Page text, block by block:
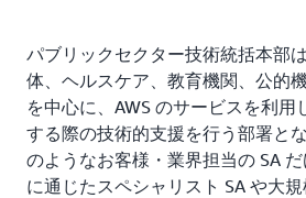
パブリックセクター技術統括本部
体、ヘルスケア、教育機関、公的
を中心に、AWS のサービスを利用
する際の技術的支援を行う部署と
のようなお客様・業界担当の SA
に通じたスペシャリスト SA や大